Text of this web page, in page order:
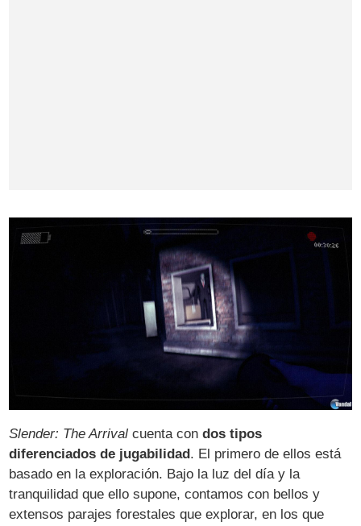
Slender: The Arrival cuenta condos tipos
diferenciados de jugabilidad. El primero de ellos está
basado en la exploración. Bajo la luz del día y la
tranquilidad que ello supone, contamos con bellos y
extensos parajes forestales que explorar, en los que